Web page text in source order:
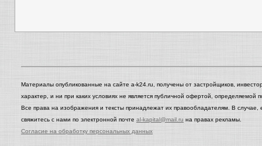
Материалы опубликованные на сайте a-k24.ru, получены от застройщиков,
характер, и ни при каких условиях не является публичной офертой,
Все права на изображения и тексты принадлежат их правообладателям. В
свяжитесь с нами по электронной почте al-kapital@mail.ru на правах рекламы.
Согласие на обработку персональных данных